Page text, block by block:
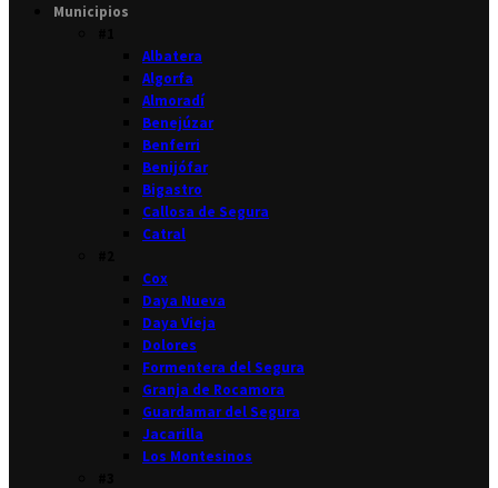
Municipios
Albatera
Algorfa
Almoradí
Benejúzar
Benferri
Benijófar
Bigastro
Callosa de Segura
Catral
Cox
Daya Nueva
Daya Vieja
Dolores
Formentera del Segura
Granja de Rocamora
Guardamar del Segura
Jacarilla
Los Montesinos